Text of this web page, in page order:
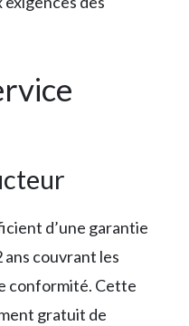
d’une garantie
couvrant les
conformité. Cette
gratuit de